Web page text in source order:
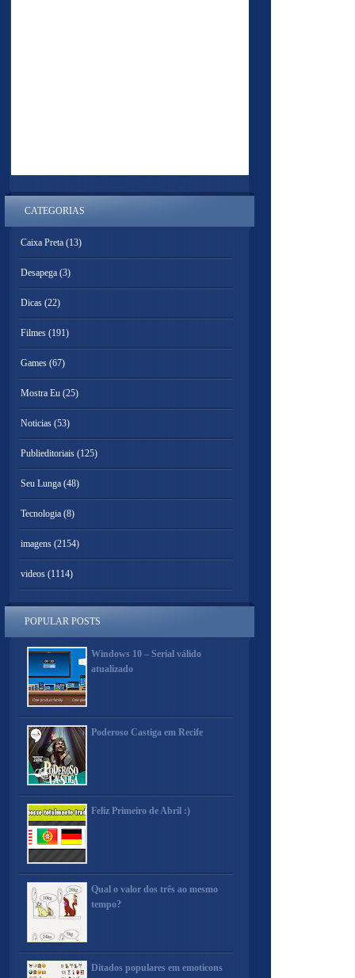
CATEGORIAS
Caixa Preta (13)
Desapega (3)
Dicas (22)
Filmes (191)
Games (67)
Mostra Eu (25)
Noticias (53)
Publieditoriais (125)
Seu Lunga (48)
Tecnologia (8)
imagens (2154)
videos (1114)
POPULAR POSTS
Windows 10 – Serial válido
atualizado
Poderoso Castiga em Recife
Feliz Primeiro de Abril :)
Qual o valor dos três ao mesmo
tempo?
Ditados populares em emoticons